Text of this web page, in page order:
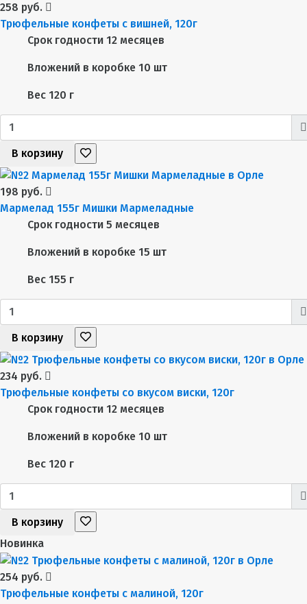
258 руб.
Трюфельные конфеты с вишней, 120г
Срок годности 12 месяцев
Вложений в коробке 10 шт
Вес 120 г
В корзину
198 руб.
Мармелад 155г Мишки Мармеладные
Срок годности 5 месяцев
Вложений в коробке 15 шт
Вес 155 г
В корзину
234 руб.
Трюфельные конфеты со вкусом виски, 120г
Срок годности 12 месяцев
Вложений в коробке 10 шт
Вес 120 г
В корзину
Новинка
254 руб.
Трюфельные конфеты с малиной, 120г